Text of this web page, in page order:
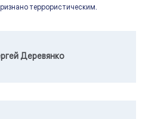
террористическим.
Деревянко